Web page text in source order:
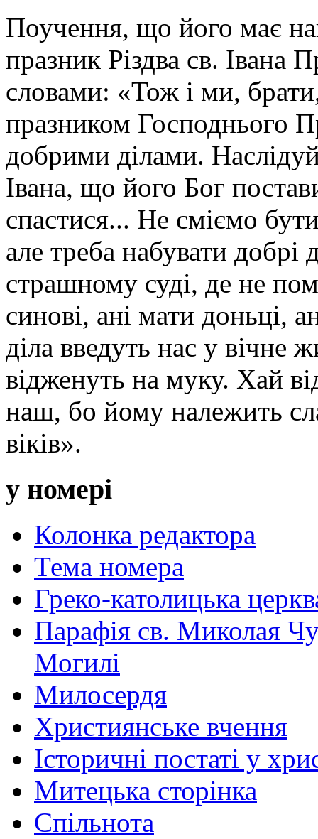
Поучення, що його має
празник Різдва св. Івана
словами: «Тож і ми,
празником Господнього
добрими ділами.
Івана, що його Бог
спастися... Не сміємо
але треба набувати добрі
страшному суді, де не
синові, ані мати доньці,
діла введуть нас у вічне
відженуть на муку. Хай
наш, бо йому належить
віків».
у номері
Колонка редактора
Тема номера
Греко-католицька
Парафія св. Миколая
Могилі
Милосердя
Християнське вчення
Історичні постаті у
Митецька сторінка
Спільнота